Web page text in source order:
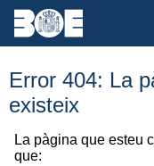
Error 404: La
existeix
La pàgina que esteu
que: